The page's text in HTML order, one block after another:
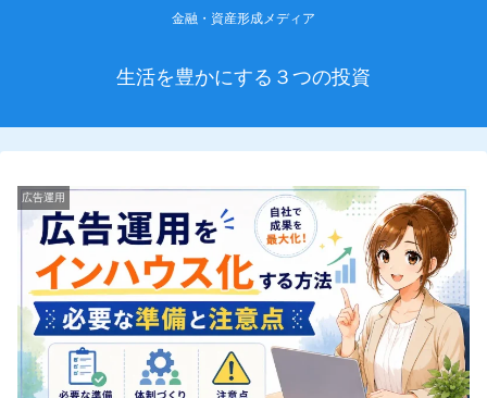
金融・資産形成メディア
生活を豊かにする３つの投資
広告運用